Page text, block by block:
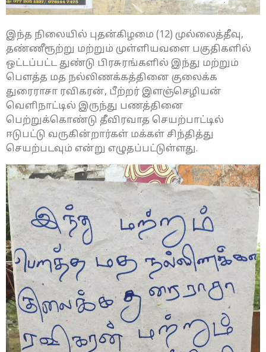
இந்த நிலையில் புதன்கிழமை (12) முல்லைத்தீவு,
தண்ணீரூற்று மற்றும் முள்ளியவளை பகுதிகளில்
ஒட்டப்பட்ட துண்டு பிரசுரங்களில் இந்து மற்றும்
பௌத்த மத நல்லிணக்கத்தினை குலைக்க
துரைராசா ரவிகரன், பீற்றர் இளஞ்செழியன்
வெளிநாட்டில் இருந்து பணத்தினை
பெற்றுக்கொண்டு தீவிரவாத செயற்பாட்டில்
ஈடுபட்டு வருகின்றார்கள் மக்கள் சிந்தித்து
செயற்படவும் என்று எழுதப்பட்டுள்ளது.